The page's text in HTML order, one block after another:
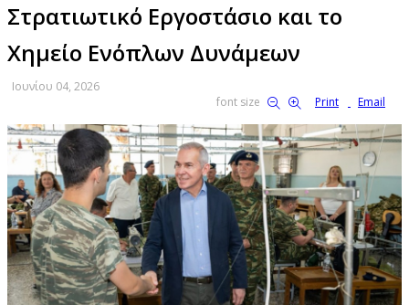
Στρατιωτικό Εργοστάσιο και το
Χημείο Ενόπλων Δυνάμεων
Ιουνίου 04, 2026
font size
Print Email